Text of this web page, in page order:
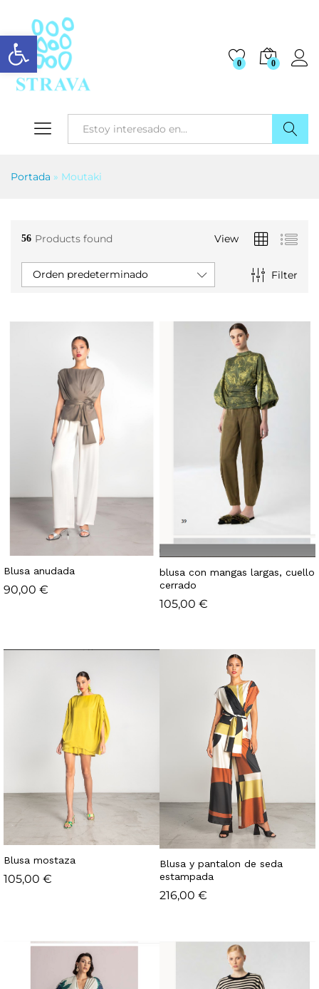
Abrir barra de herramientas
0 0
Portada » Moutaki
56 Products found View
Filter
Orden predeterminado
Blusa anudada
90,00 €
blusa con mangas largas, cuello
cerrado
105,00 €
Blusa mostaza
105,00 €
Blusa y pantalon de seda
estampada
216,00 €